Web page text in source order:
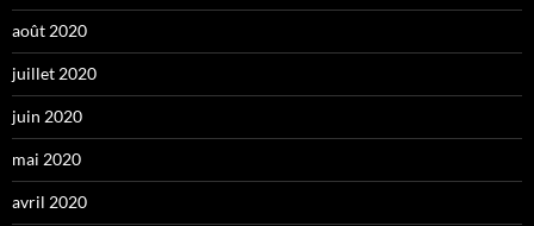
août 2020
juillet 2020
juin 2020
mai 2020
avril 2020